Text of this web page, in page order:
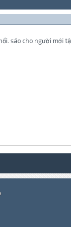
sáo cho người mới